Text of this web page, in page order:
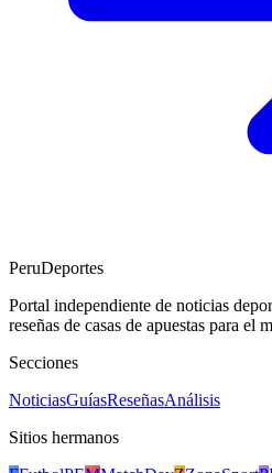
PeruDeportes
Portal independiente de noticias
reseñas de casas de apuestas para el
Secciones
NoticiasGuíasReseñasAnálisis
Sitios hermanos